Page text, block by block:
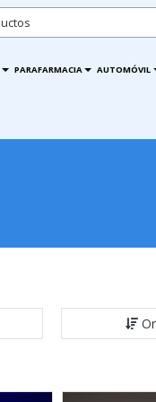
PARAFARMACIA AUTOMÓVIL